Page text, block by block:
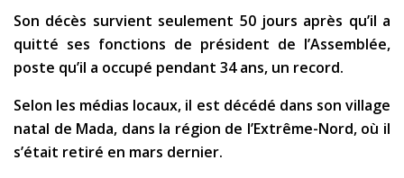
Son décès survient seulement 50 jours après qu’il a
quitté ses fonctions de président de l’Assemblée,
poste qu’il a occupé pendant 34 ans, un record.
Selon les médias locaux, il est décédé dans son village
natal de Mada, dans la région de l’Extrême-Nord, où il
s’était retiré en mars dernier.